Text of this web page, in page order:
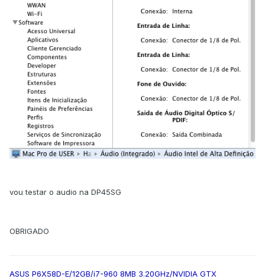
vou testar o audio na DP45SG
OBRIGADO
ASUS P6X58D-E/12GB/i7-960 8MB 3.20GHz/NVIDIA GTX